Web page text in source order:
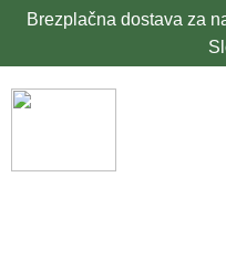
Brezplačna dostava za